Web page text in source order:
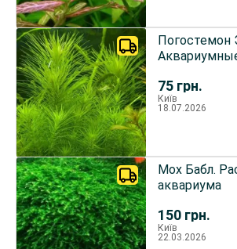
75 грн.
Погостемон
Київ
18.07.2026
150 грн.
Мох Бабл.
аквариума
Київ
22.03.2026